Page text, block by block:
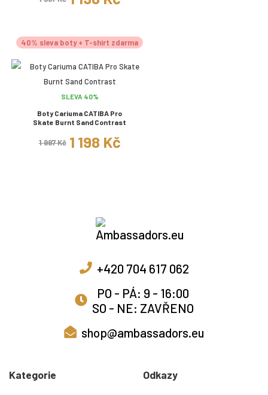
40% sleva boty + T-shirt zdarma
SLEVA 40%
Boty Cariuma CATIBA Pro
Skate Burnt Sand Contrast
1 997 Kč 1 198 Kč
+420 704 617 062
PO - PÁ: 9 - 16:00
SO - NE: ZAVŘENO
shop@ambassadors.eu
Kategorie Odkazy